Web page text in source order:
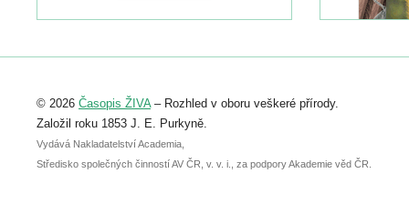
Registrovat se můžete do 6. září.
abstraktu přihlášené přednášky nebo
posteru je už 30. června.
© 2026 Časopis ŽIVA– Rozhled v oboru veškeré přírody.
Založil roku 1853 J. E. Purkyně.
Vydává Nakladatelství Academia,
Středisko společných činností AV ČR, v. v. i., za podpory Akademie věd ČR.